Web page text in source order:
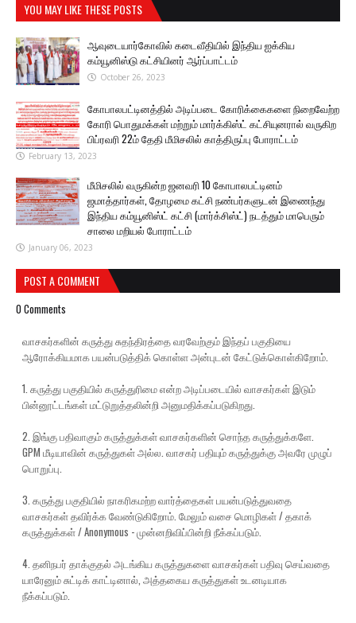
YOU MAY LIKE THESE POSTS
ஆவுடையார்கோவில் கடைவீதியில் இந்திய ஐக்கிய
கம்யூனிஸ்டு கட்சியினர் ஆர்ப்பாட்டம்
October 26, 2023
கோபாலபட்டினத்தில் அடிப்படை கோரிக்கைகளை நிறைவேற்ற
கோரி பொதுமக்கள் மற்றும் மார்க்கிஸ்ட் கட்சியுனரால் வருகிற
பிப்ரவரி 22ம் தேதி மீமிசலில் காத்திருப்பு போராட்டம்
February 13, 2023
மீமிசலில் வருகின்ற ஜனவரி 10 கோபாலபட்டினம்
ஜமாத்தார்கள், தோழமை கட்சி நண்பர்களுடன் இணைந்து
இந்திய கம்யூனிஸ்ட் கட்சி (மார்க்சிஸ்ட்) நடத்தும் மாபெரும்
சாலை மறியல் போராட்டம்
January 06, 2023
POST A COMMENT
0 Comments
வாசகர்களின் கருத்து சுதந்திரத்தை வரவேற்கும் இந்தப் பகுதியை
ஆரோக்கியமாக பயன்படுத்திக் கொள்ள அன்புடன் கேட்டுக்கொள்கிறோம்.
1. கருத்து பகுதியில் கருத்துரிமை என்ற அடிப்படையில் வாசகர்கள் இடும்
பின்னூட்டங்கள் மட்டுறுத்தலின்றி அனுமதிக்கப்படுகிறது.
2. இங்கு பதிவாகும் கருத்துக்கள் வாசகர்களின் சொந்த கருத்துக்களே.
GPM மீடியாவின் கருத்துகள் அல்ல. வாசகர் பதியும் கருத்துக்கு அவரே முழுப்
பொறுப்பு.
3. கருத்து பகுதியில் நாகரிகமற்ற வார்த்தைகள் பயன்படுத்துவதை
வாசகர்கள் தவிர்க்க வேண்டுகிறோம். மேலும் வசை மொழிகள் / தகாக்
கருத்துக்கள் / Anonymous - முன்னறிவிப்பின்றி நீக்கப்படும்.
4. தனிநபர் தாக்குதல் அடங்கிய கருத்துகளை வாசகர்கள் பதிவு செய்வதை
யாரேனும் சுட்டிக் காட்டினால், அத்தகைய கருத்துகள் உடனடியாக
நீக்கப்படும்.